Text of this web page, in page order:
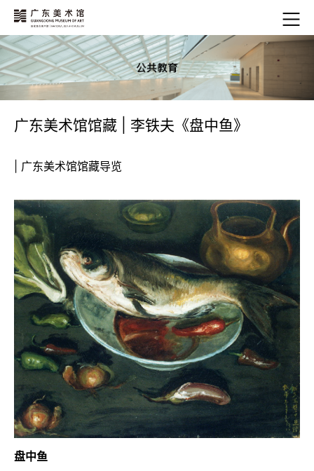
广东美术馆馆藏 | 李铁夫《盘中鱼》
| 广东美术馆馆藏导览
盘中鱼